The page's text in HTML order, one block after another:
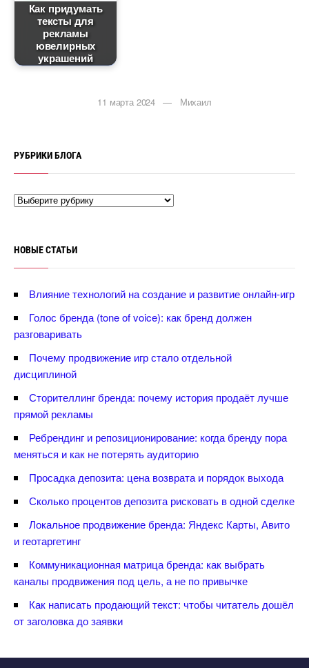
Как придумать
тексты для
рекламы
ювелирных
украшений
11 марта 2024 — Михаил
РУБРИКИ БЛОГА
НОВЫЕ СТАТЬИ
лияние технологий на создание и развитие онлайн-игр
Голос бренда (tone of voice): как бренд должен
разговаривать
Почему продвижение игр стало отдельной
дисциплиной
Сторителлинг бренда: почему история продаёт лучше
прямой рекламы
Ребрендинг и репозиционирование: когда бренду пора
меняться и как не потерять аудиторию
Просадка депозита: цена возврата и порядок выхода
Сколько процентов депозита рисковать в одной сделке
Локальное продвижение бренда: Яндекс Карты, Авито
и геотаргетин
Коммуникационная матрица бренда: как выбрать
каналы продвижения под цель, а не по привычке
Как написать продающий текст: чтобы читатель дошёл
от заголовка до заявки